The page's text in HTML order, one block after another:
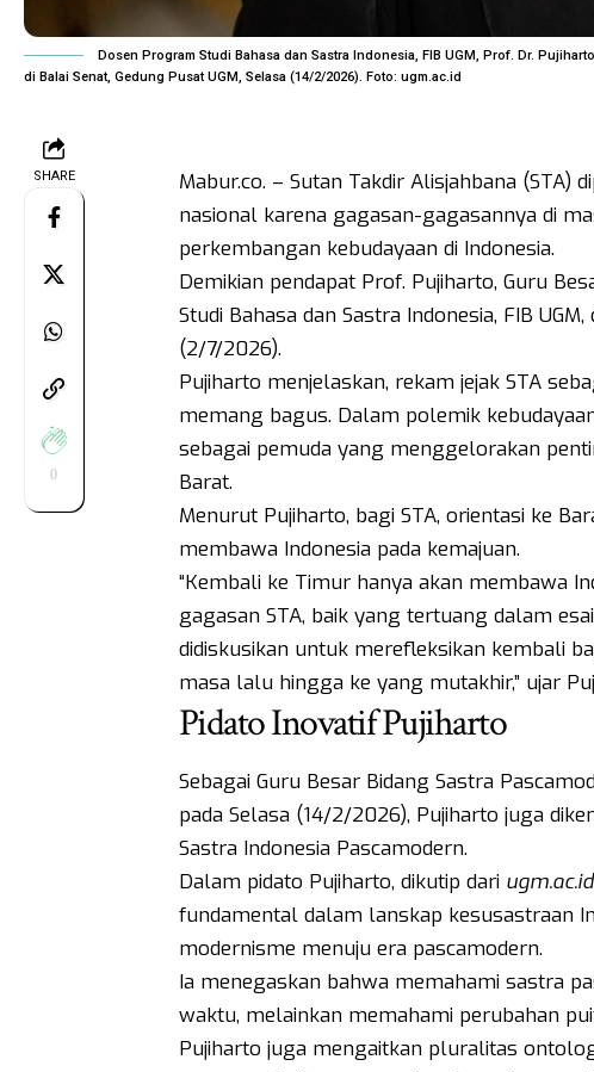
Dosen Program Studi Bahasa dan Sastra Indonesia, FIB UGM, Prof. Dr.
di Balai Senat, Gedung Pusat UGM, Selasa (14/2/2026). Foto: ugm.ac.id
SHARE
0
Mabur.co. – Sutan Takdir Alisjahbana
nasional karena gagasan-gagasannya di
perkembangan kebudayaan di Indonesia.
Demikian pendapat Prof. Pujiharto, Guru
Studi Bahasa dan Sastra Indonesia, FIB
(2/7/2026).
Pujiharto menjelaskan, rekam jejak STA
memang bagus. Dalam polemik
sebagai pemuda yang menggelorakan
Barat.
Menurut Pujiharto, bagi STA, orientasi ke
membawa Indonesia pada kemajuan.
“Kembali ke Timur hanya akan membawa
gagasan STA, baik yang tertuang dalam
didiskusikan untuk merefleksikan kembali
masa lalu hingga ke yang mutakhir,” ujar
Pidato Inovatif Pujiharto
Sebagai Guru Besar Bidang Sastra
pada Selasa (14/2/2026), Pujiharto juga
Sastra Indonesia Pascamodern.
Dalam pidato Pujiharto, dikutip dari ugm.ac.id
fundamental dalam lanskap kesusastraan
modernisme menuju era pascamodern.
Ia menegaskan bahwa memahami sastra
waktu, melainkan memahami perubahan
Pujiharto juga mengaitkan pluralitas